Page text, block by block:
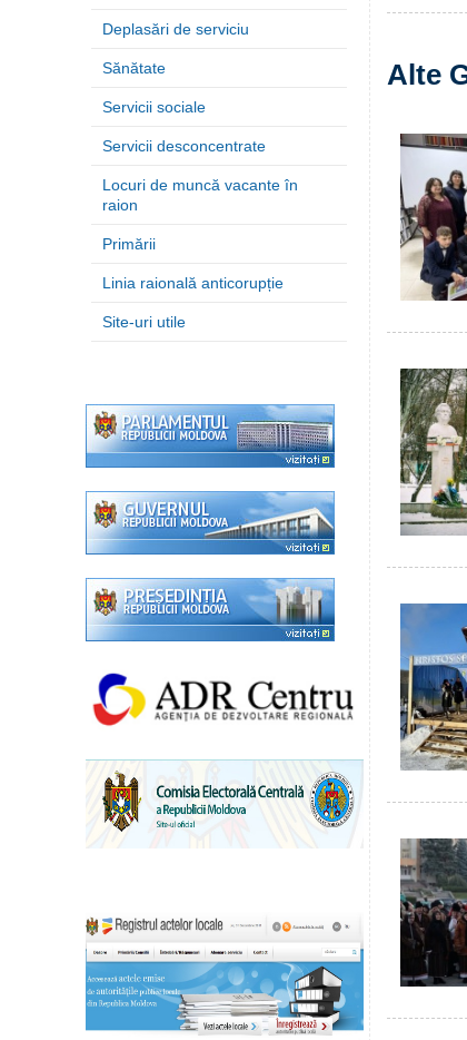
Deplasări de serviciu
Sănătate
Servicii sociale
Servicii desconcentrate
Locuri de muncă vacante în
raion
Primării
Linia raională anticorupție
Site-uri utile
Alte